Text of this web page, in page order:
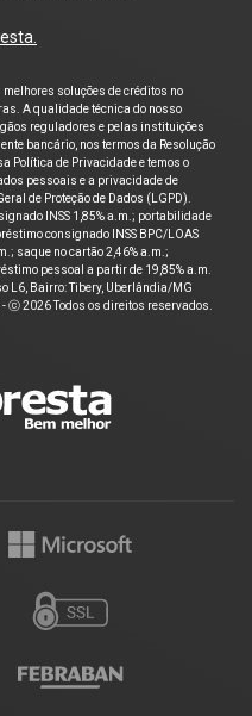
soluções de créditos no
A qualidade técnica do nosso
reguladores e pelas instituições
bancário, nos termos da Resolução
Política de Privacidade e temos o
pessoais e a privacidade de
de Proteção de Dados (LGPD).
INSS 1,85% a.m.; portabilidade
consignado INSS BPC/LOAS
saque no cartão 2,46% a.m.;
pessoal a partir de 19,85% a.m.
L6, Bairro: Tibery, Uberlândia/MG
ⓒ 2026 Todos os direitos reservados.